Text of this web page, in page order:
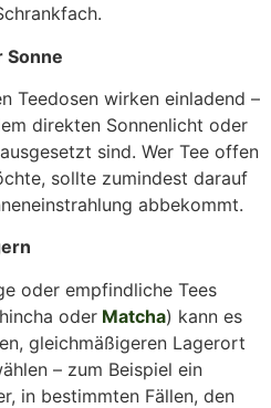
Sonne
Teedosen wirken einladend –
direkten Sonnenlicht oder
sind. Wer Tee offen
sollte zumindest darauf
abbekommt.
oder empfindliche Tees
oder Matcha) kann es
gleichmäßigeren Lagerort
– zum Beispiel ein
in bestimmten Fällen, den